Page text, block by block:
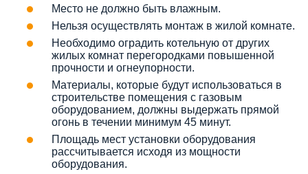
Место не должно быть влажным.
Нельзя осуществлять монтаж в жилой комнате.
Необходимо оградить котельную от других
жилых комнат перегородками повышенной
прочности и огнеупорности.
Материалы, которые будут использоваться в
строительстве помещения с газовым
оборудованием, должны выдержать прямой
огонь в течении минимум 45 минут.
Площадь мест установки оборудования
рассчитывается исходя из мощности
оборудования.